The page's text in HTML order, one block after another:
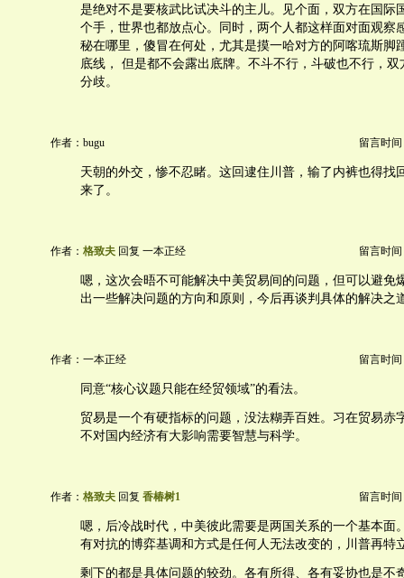
是绝对不是要核武比试决斗的主儿。见个面，双方在国际
个手，世界也都放点心。同时，两个人都这样面对面观察
秘在哪里，傻冒在何处，尤其是摸一哈对方的阿喀琉斯脚
底线， 但是都不会露出底牌。不斗不行，斗破也不行，
分歧。
作者：bugu 留言时间
天朝的外交，惨不忍睹。这回逮住川普，输了内裤也得找
来了。
作者： 格致夫 回复 一本正经 留言时间
嗯，这次会晤不可能解决中美贸易间的问题，但可以避免
出一些解决问题的方向和原则，今后再谈判具体的解决之
作者：一本正经 留言时间
同意“核心议题只能在经贸领域”的看法。
贸易是一个有硬指标的问题，没法糊弄百姓。习在贸易赤
不对国内经济有大影响需要智慧与科学。
作者： 格致夫 回复 香椿树1 留言时间
嗯，后冷战时代，中美彼此需要是两国关系的一个基本面
有对抗的博弈基调和方式是任何人无法改变的，川普再特
剩下的都是具体问题的较劲。各有所得、各有妥协也是不